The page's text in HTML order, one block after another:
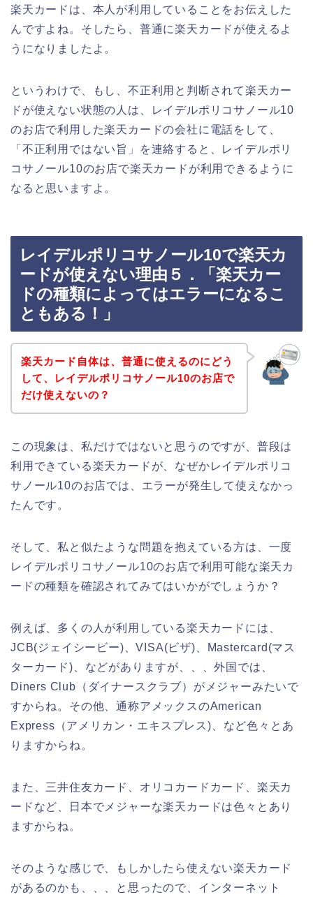
楽天カードは、本人が利用していることをお伝えした
んですよね。そしたら、普通に楽天カードが使えるよ
うになりましたよ。
というわけで、もし、不正利用と判断されて楽天カー
ドが使えない状態の人は、レイデルポリコサノール10
のお店で利用した楽天カードの会社に電話をして、
「不正利用ではない旨」を連絡すると、レイデルポリ
コサノール10のお店で楽天カードが利用できるように
なると思いますよ。
レイデルポリコサノール10で楽天カ
ードが使えない理由５．「楽天カー
ドの種類によってはエラーになるこ
ともある！」
楽天カード自体は、普通に使えるのにどう
して、レイデルポリコサノール10のお店で
だけ使えないの？
この現象は、私だけではないと思うのですが、普段は
利用できている楽天カードが、なぜかレイデルポリコ
サノール10のお店では、エラーが発生して使えなかっ
たんです。
そして、私と似たような問題を抱えている方は、一度
レイデルポリコサノール10のお店で利用可能な楽天カ
ードの種類を確認されてみてはいかがでしょうか？
例えば、多くの人が利用している楽天カードには、
JCB(ジェイシービー)、VISA(ビザ)、Mastercard(マス
ターカード)、などがありますが、、、外国では、
Diners Club（ダイナースクラブ）がメジャーみたいで
すからね。その他、通称アメックスのAmerican
Express（アメリカン・エキスプレス)、など色々とあ
りますからね。
また、三井住友カード、オリコカードカード、楽天カ
ードなど、日本でメジャーな楽天カードは色々とあり
ますからね。
そのような感じで、もしかしたら使えない楽天カード
があるのかも、、、と思ったので、インターネット